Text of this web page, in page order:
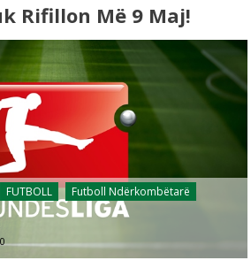
Rifillon Më 9 Maj!
FUTBOLL
Futboll Ndërkombëtarë
0